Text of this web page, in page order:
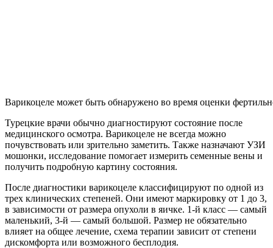
Варикоцеле может быть обнаружено во время оценки
Турецкие врачи обычно диагностируют состояние после
медицинского осмотра. Варикоцеле не всегда можно
почувствовать или зрительно заметить. Также назначают УЗИ
мошонки, исследование помогает измерить семенные вены и
получить подробную картину состояния.
После диагностики варикоцеле классифицируют по одной из
трех клинических степеней. Они имеют маркировку от 1 до 3,
в зависимости от размера опухоли в яичке. 1-й класс — самый
маленький, 3-й — самый большой. Размер не обязательно
влияет на общее лечение, схема терапии зависит от степени
дискомфорта или возможного бесплодия.